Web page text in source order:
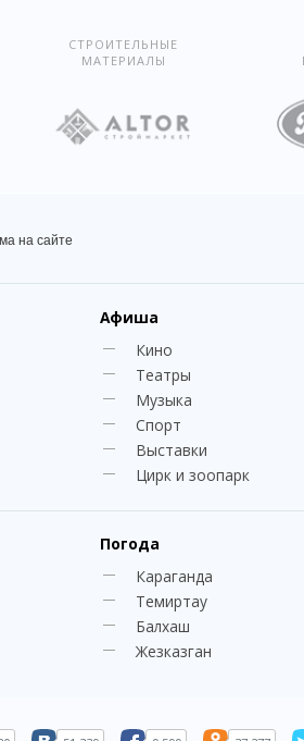
СТРОИТЕЛЬНЫЕ
МАТЕРИАЛЫ
на сайте
Афиша
Кино
Театры
Музыка
Спорт
Выставки
Цирк и зоопарк
Погода
Караганда
Темиртау
Балхаш
Жезказган